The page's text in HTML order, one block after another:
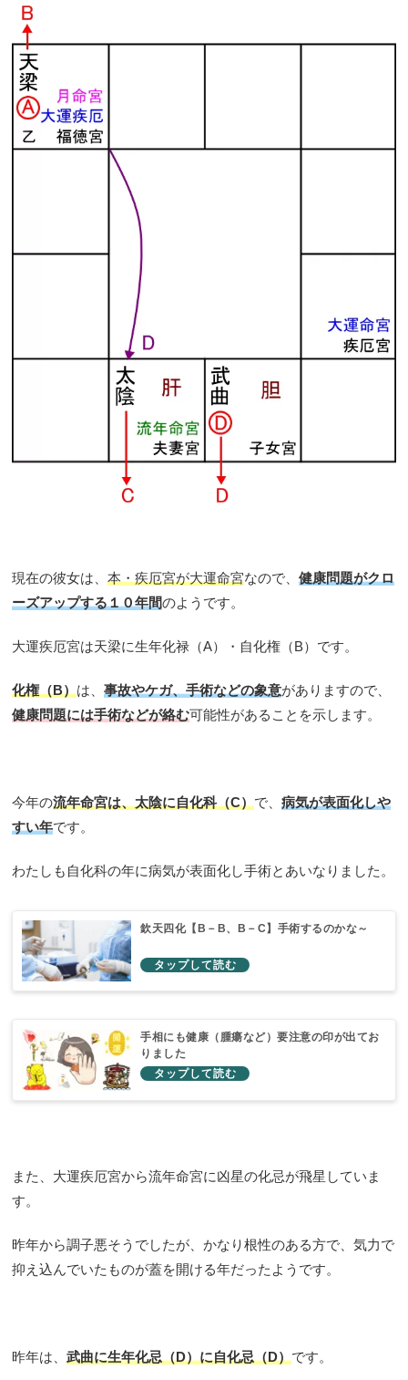
現在の彼女は、 本・疾厄宮が大運命宮なので、 健康問題がクロ
ーズアップする１０年間のようです。
大運疾厄宮は天梁に生年化禄（A）・自化権（B）です。
化権（B）は、 事故やケガ、手術などの象意がありますので、
健康問題には手術などが絡む可能性があることを示します。
今年の流年命宮は、太陰に自化科（C）で、 病気が表面化しや
すい年です。
わたしも自化科の年に病気が表面化し手術とあいなりました。
欽天四化【B－B、B－C】手術するのかな～
手相にも健康（腫瘍など）要注意の印が出てお
りました
また、大運疾厄宮から流年命宮に凶星の化忌が飛星していま
す。
昨年から調子悪そうでしたが、かなり根性のある方で、気力で
抑え込んでいたものが蓋を開ける年だったようです。
昨年は、 武曲に生年化忌（D）に自化忌（D）です。